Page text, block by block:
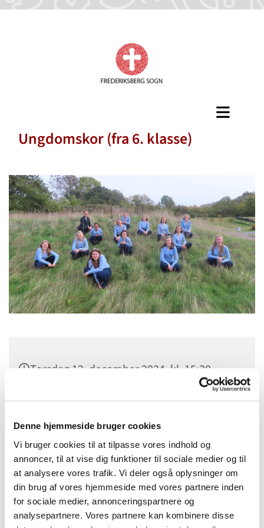
Denne hjemmeside bruger cookies
Vi bruger cookies til at tilpasse vores indhold og
annoncer, til at vise dig funktioner til sociale medier og til
at analysere vores trafik. Vi deler også oplysninger om
din brug af vores hjemmeside med vores partnere inden
for sociale medier, annonceringspartnere og
analysepartnere. Vores partnere kan kombinere disse
Ungdomskor (fra 6. klasse)
Torsdag 12. december 2024, kl. 15:30
Menighedshuset, Pile Allé 3, 2000
Frederiksberg
.
Hver uge øver Frederiksberg Sogns Ungdomskor i